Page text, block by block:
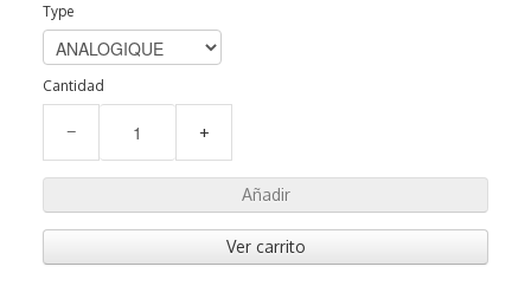
Type
Cantidad
− +
Añadir
Ver carrito